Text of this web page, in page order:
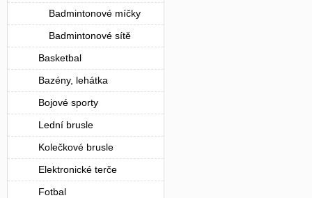
Badmintonové míčky
Badmintonové sítě
Basketbal
Bazény, lehátka
Bojové sporty
Lední brusle
Kolečkové brusle
Elektronické terče
Fotbal